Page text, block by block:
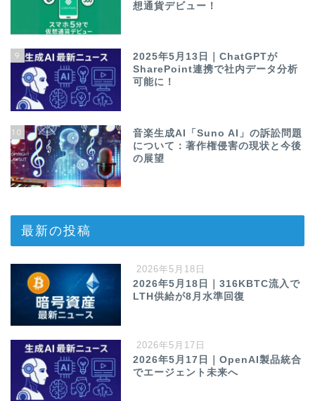
想通貨デビュー！
9
2025年5月13日｜ChatGPTが
SharePoint連携で社内データ分析
可能に！
10
音楽生成AI「Suno AI」の訴訟問題
について：著作権侵害の現状と今後
の展望
最新の投稿
2026年5月18日
2026年5月18日｜316KBTC流入で
LTH供給が8月水準回復
2026年5月17日
2026年5月17日｜OpenAI製品統合
でエージェント未来へ